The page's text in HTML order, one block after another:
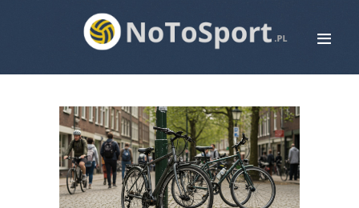
STRONA GŁÓWNA
ROWERY
BIEGANIE
PIŁKA NOŻNA